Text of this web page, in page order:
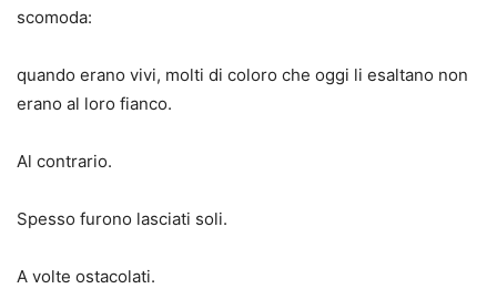
scomoda:
quando erano vivi, molti di coloro che oggi li esaltano non
erano al loro fianco.
Al contrario.
Spesso furono lasciati soli.
A volte ostacolati.